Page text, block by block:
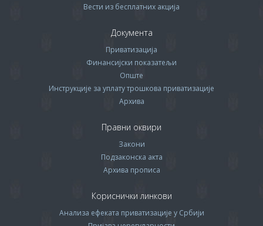
Вести из бесплатних акција
Документа
Приватизација
Финансијски показатељи
Опште
Инструкције за уплату трошкова приватизације
Архива
Правни оквири
Закони
Подзаконска акта
Архива прописa
Кориснички линкови
Анализа ефеката приватизације у Србији